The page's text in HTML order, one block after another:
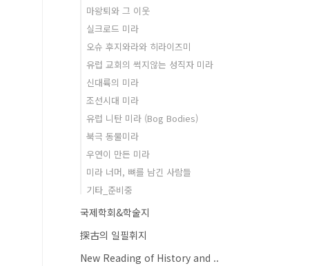
마왕퇴와 그 이웃
실크로드 미라
오슈 후지와라와 히라이즈미
유럽 교회의 썩지않는 성직자 미라
신대륙의 미라
조선시대 미라
유럽 니탄 미라 (Bog Bodies)
북극 동물미라
우연이 만든 미라
미라 너머, 뼈를 남긴 사람들
기타_준비중
국제학회&학술지
探古의 일필휘지
New Reading of History and ..